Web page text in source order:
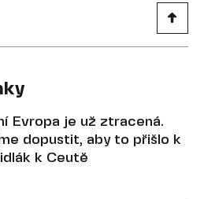
Evropa je už ztracená.
dopustit, aby to přišlo k
k Ceutě